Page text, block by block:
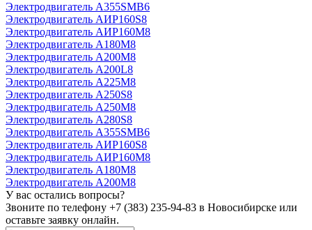
Электродвигатель А355SМВ6
Электродвигатель АИР160S8
Электродвигатель АИР160М8
Электродвигатель А180М8
Электродвигатель А200М8
Электродвигатель А200L8
Электродвигатель А225М8
Электродвигатель А250S8
Электродвигатель А250М8
Электродвигатель А280S8
Электродвигатель А355SМВ6
Электродвигатель АИР160S8
Электродвигатель АИР160М8
Электродвигатель А180М8
Электродвигатель А200М8
У вас остались вопросы?
Звоните по телефону +7 (383) 235-94-83 в Новосибирске или
оставьте заявку онлайн.